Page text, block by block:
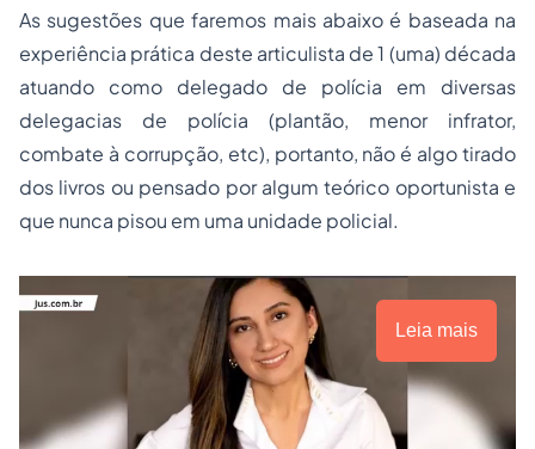
As sugestões que faremos mais abaixo é baseada na
experiência prática deste articulista de 1 (uma) década
atuando como delegado de polícia em diversas
delegacias de polícia (plantão, menor infrator,
combate à corrupção, etc), portanto, não é algo tirado
dos livros ou pensado por algum teórico oportunista e
que nunca pisou em uma unidade policial.
Leia mais